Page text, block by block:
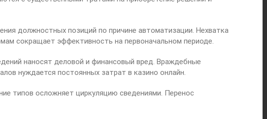
должностных позиций по причине автоматизации. Нехватка
сокращает эффективность на первоначальном периоде.
наносят деловой и финансовый вред. Враждебные
нуждается постоянных затрат в казино онлайн.
типов осложняет циркуляцию сведениями. Перенос